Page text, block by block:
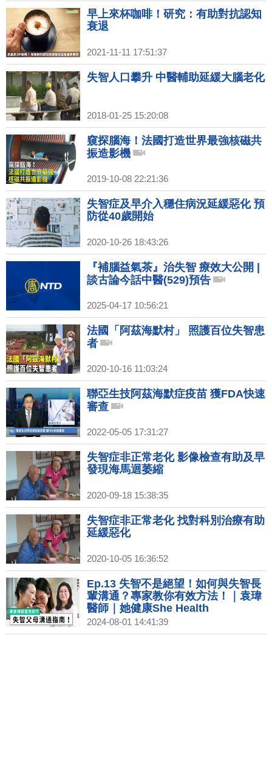
早上來杯咖啡！研究：有助對抗認知
衰退
2021-11-11 17:51:37
失智人口攀升 中醫輔助延緩大腦老化
2018-01-25 15:20:08
窺探腦海！法國打造世界最強核磁共
振造影機
2019-10-08 22:21:36
失智症及早介入穩住病況延緩惡化 預
防從40歲開始
2020-10-26 18:43:26
『補腦益氣茶』治失智 療效大公開 |
談古論今話中醫(529)預告
2025-04-17 10:56:21
法國「阿茲海默村」 照護百位失智患
者
2020-10-16 11:03:24
聯亞生技阿茲海默症疫苗 獲FDA快速
審查
2022-05-05 17:31:27
失智症非正常老化 影像檢查有助及早
發現海馬迴萎縮
2020-09-18 15:38:35
失智症非正常老化 找對科別治療有助
延緩惡化
2020-10-05 16:36:52
Ep.13 失智不是絕望！如何與失智長
輩溝通？專家教你有效方法！｜袁瑋
醫師｜她健康She Health
2024-08-01 14:41:39